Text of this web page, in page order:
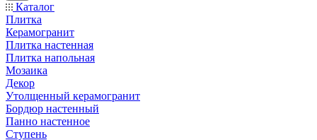
Каталог
Плитка
Керамогранит
Плитка настенная
Плитка напольная
Мозаика
Декор
Утолщенный керамогранит
Бордюр настенный
Панно настенное
Ступень